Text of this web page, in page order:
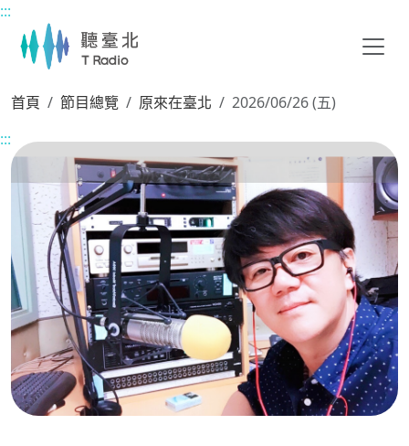
主要內容區塊
:::
首頁 節目總覽 原來在臺北
2026/06/26 (五)
:::